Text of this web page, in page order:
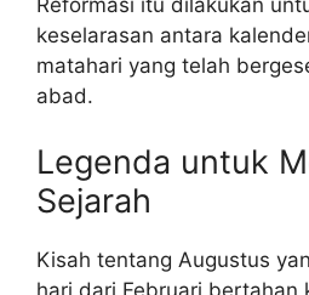
Reformasi itu dilakukan
keselarasan antara
matahari yang telah
abad.
Legenda untuk
Sejarah
Kisah tentang Augustus
hari dari Februari bertahan